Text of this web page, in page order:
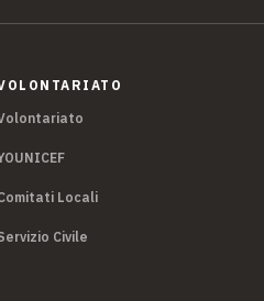
Locali
Civile